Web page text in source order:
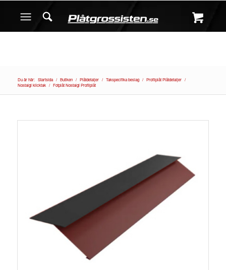
Du är här: Startsida / Butiken / Plåtdetaljer / Takspecifika beslag / Profilplåt Plåtdetaljer /
Nostalgi klicktak / Fotplåt Nostalgi Profilplåt